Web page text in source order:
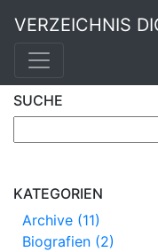
VERZEICHNIS
SUCHE
KATEGORIEN
Archive (11)
Biografien (2)